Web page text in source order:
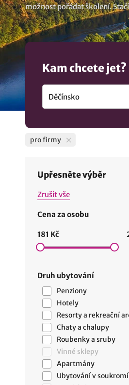
možnost pořádat školení.
Děčínsko..
Kam chcete jet?
pro firmy
Upřesněte výběr
Zrušit vše
Cena za osobu
181 Kč
Druh ubytování
Penziony
Hotely
Resorty a rekreační
Chaty a chalupy
Roubenky a sruby
Vinné sklepy
Apartmány
Ubytování v soukromí